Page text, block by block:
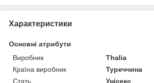
Характеристики
Основні атрибути
Виробник
Thalia
Країна виробник
Туреччина
Стать
Унісекс